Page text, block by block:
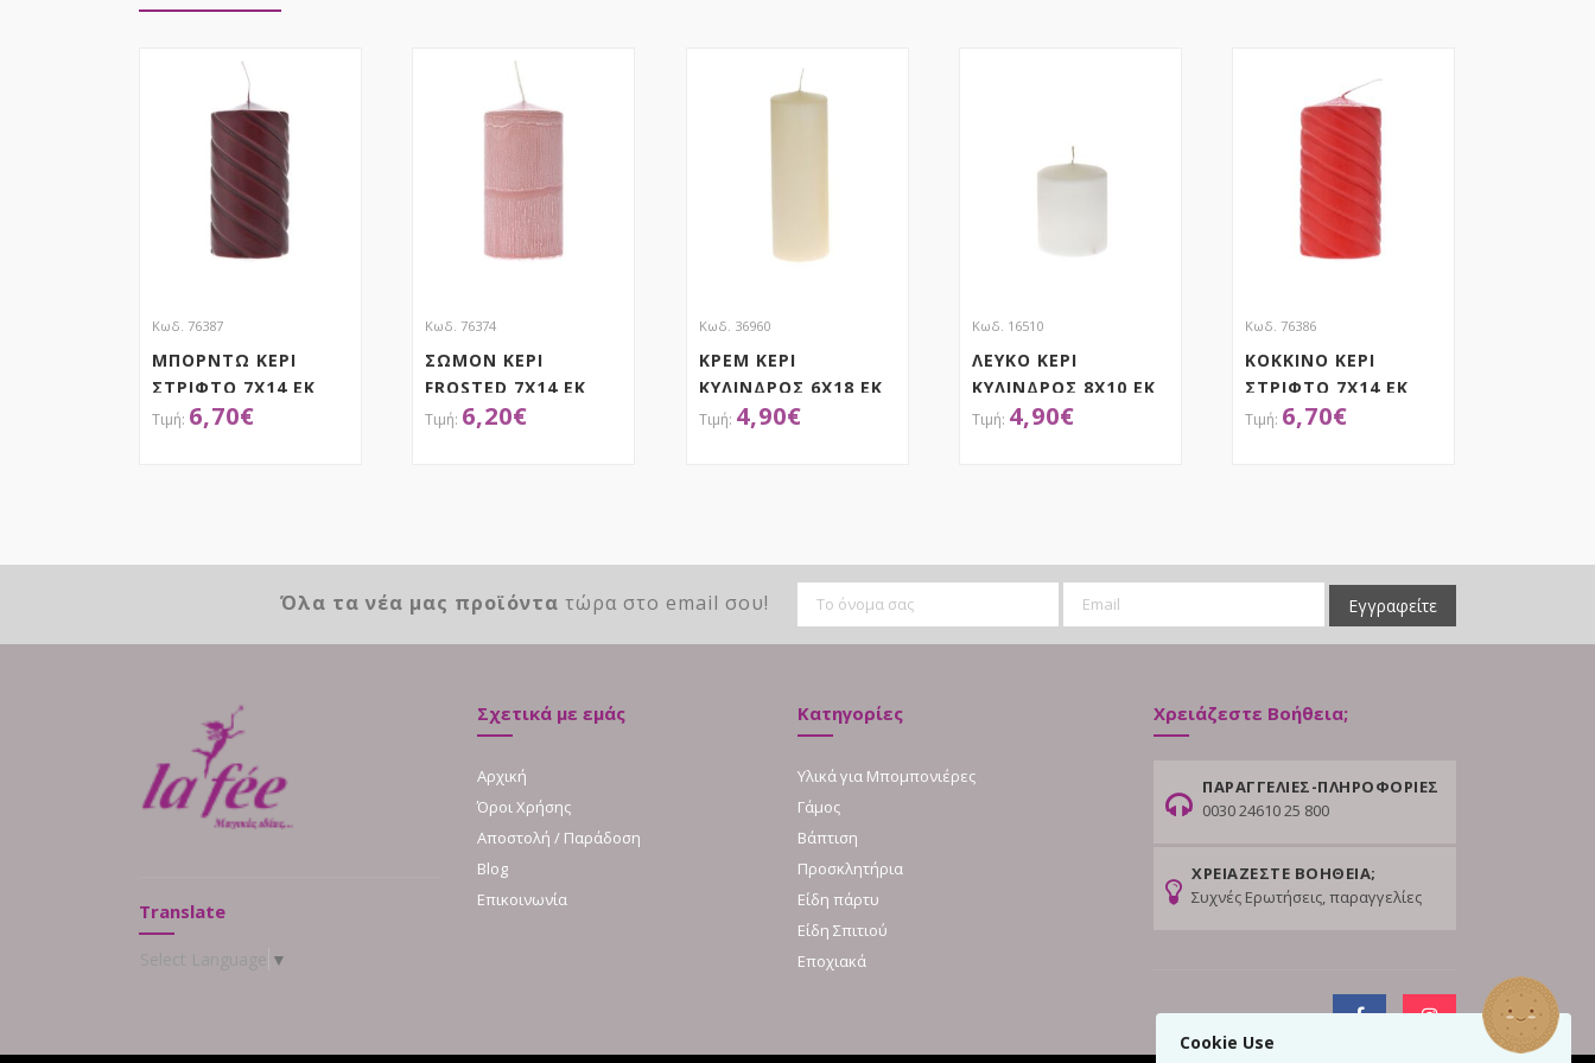
Cookie Use
Κωδ. 76387
ΜΠΟΡΝΤΩ ΚΕΡΙ
ΣΤΡΙΦΤΟ 7Χ14 ΕΚ
6,70€
Κωδ. 76374
ΣΩΜΟΝ ΚΕΡΙ
FROSTED 7Χ14 ΕΚ
6,20€
Κωδ. 36960
ΚΡΕΜ ΚΕΡΙ
ΚΥΛΙΝΔΡΟΣ 6Χ18 ΕΚ
4,90€
Κωδ. 16510
ΛΕΥΚΟ ΚΕΡΙ
ΚΥΛΙΝΔΡΟΣ 8Χ10 ΕΚ
4,90€
Κωδ. 76386
ΚΟΚΚΙΝΟ ΚΕΡΙ
ΣΤΡΙΦΤΟ 7Χ14 ΕΚ
6,70€
Όλα τα νέα μας προϊόντα τώρα στο email σου! Εγγραφείτε
Translate
▼
Σχετικά με εμάς
Αρχική
Όροι Χρήσης
Αποστολή / Παράδοση
Blog
Επικοινωνία
Κατηγορίες
Υλικά για Μπομπονιέρες
Γάμος
Βάπτιση
Προσκλητήρια
Είδη πάρτυ
Είδη Σπιτιού
Εποχιακά
Χρειάζεστε Βοήθεια;
ΠΑΡΑΓΓΕΛΙΕΣ-ΠΛΗΡΟΦΟΡΙΕΣ
0030 24610 25 800
ΧΡΕΙΑΖΕΣΤΕ ΒΟΗΘΕΙΑ;
Συχνές Ερωτήσεις, παραγγελίες